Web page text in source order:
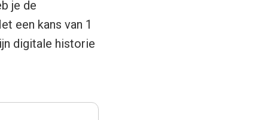
je de
een kans van 1
digitale historie